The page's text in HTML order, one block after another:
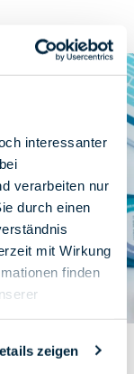
interessanter
verarbeiten nur
durch einen
mit Wirkung
finden
zeigen
kurze Wege –